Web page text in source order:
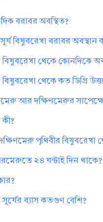
বরাবর অবস্থিত?
বিষুবরেখা বরাবর অবস্থান
বিষুবরেখা থেকে কোনদিকে
বিষুবরেখা থেকে কত ডিগ্রি
আর দক্ষিণমেরুর
কী?
পৃথিবীর বিষুবরেখা
২৪ ঘন্টাই দিন থাকে?
ব্যাস কতগুণ বেশি?